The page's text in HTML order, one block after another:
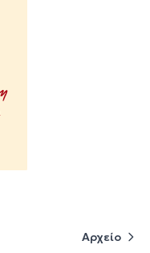
Αρχείο